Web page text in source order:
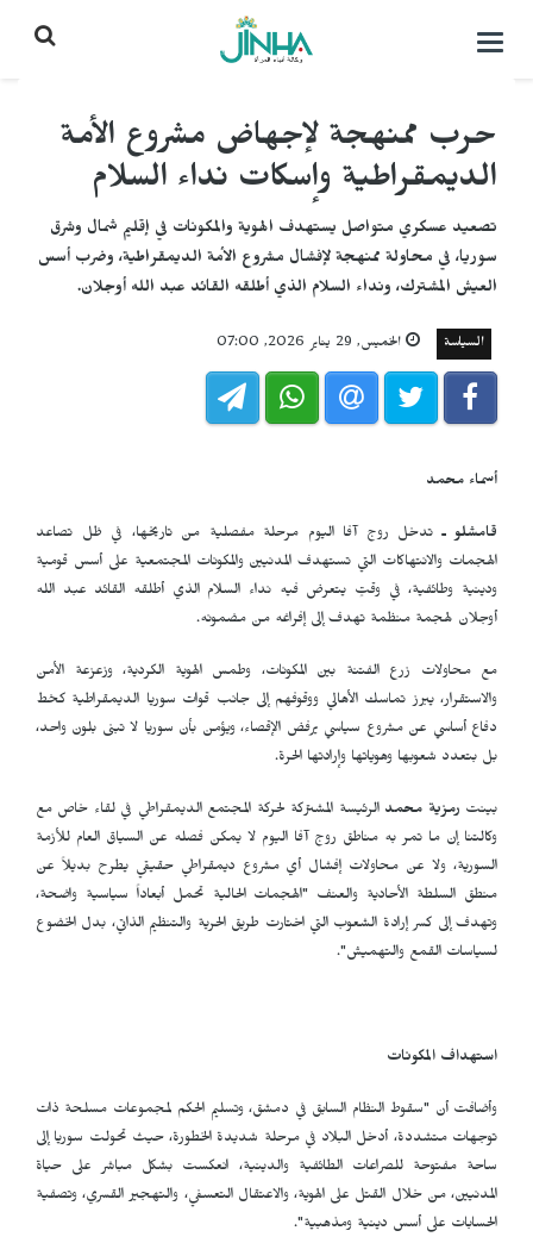
التحكم
حرب ممنهجة لإجهاض مشروع الأمة
الديمقراطية وإسكات نداء السلام
تصعيد عسكري متواصل يستهدف الهوية والمكونات في إقليم شمال وشرق
سوريا، في محاولة ممنهجة لإفشال مشروع الأمة الديمقراطية، وضرب أسس
العيش المشترك، ونداء السلام الذي أطلقه القائد عبد الله أوجلان.
السياسة الخميس, 29 يناير 2026, 07:00
أسماء محمد
قامشلو ـ تدخل روج آفا اليوم مرحلة مفصلية من تاريخها، في ظل تصاعد
الهجمات والانتهاكات التي تستهدف المدنيين والمكونات المجتمعية على أسس قومية
ودينية وطائفية، في وقتٍ يتعرض فيه نداء السلام الذي أطلقه القائد عبد الله
أوجلان لهجمة منظمة تهدف إلى إفراغه من مضمونه.
مع محاولات زرع الفتنة بين المكونات، وطمس الهوية الكردية، وزعزعة الأمن
والاستقرار، يبرز تماسك الأهالي ووقوفهم إلى جانب قوات سوريا الديمقراطية كخط
دفاع أساسي عن مشروع سياسي يرفض الإقصاء، ويؤمن بأن سوريا لا تبنى بلون واحد،
بل بتعدد شعوبها وهوياتها وإرادتها الحرة.
بينت رمزية محمد الرئيسة المشتركة لحركة المجتمع الديمقراطي في لقاء خاص مع
وكالتنا إن ما تمر به مناطق روج آفا اليوم لا يمكن فصله عن السياق العام للأزمة
السورية، ولا عن محاولات إفشال أي مشروع ديمقراطي حقيقي يطرح بديلاً عن
منطق السلطة الأحادية والعنف "الهجمات الحالية تحمل أبعاداً سياسية واضحة،
وتهدف إلى كسر إرادة الشعوب التي اختارت طريق الحرية والتنظيم الذاتي، بدل الخضوع
لسياسات القمع والتهميش".
استهداف المكونات
وأضافت أن "سقوط النظام السابق في دمشق، وتسليم الحكم لمجموعات مسلحة ذات
توجهات متشددة، أدخل البلاد في مرحلة شديدة الخطورة، حيث تحولت سوريا إلى
ساحة مفتوحة للصراعات الطائفية والدينية، انعكست بشكل مباشر على حياة
المدنيين، من خلال القتل على الهوية، والاعتقال التعسفي، والتهجير القسري، وتصفية
الحسابات على أسس دينية ومذهبية".